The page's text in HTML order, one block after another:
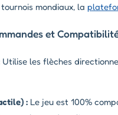
mondiaux, la
et
Utilise les flèches
: Le jeu est 100%